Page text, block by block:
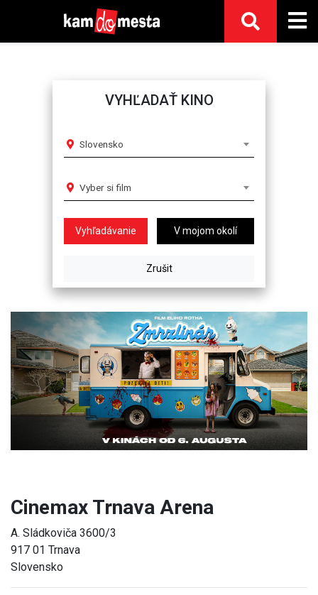
VYHĽADAŤ KINO
Slovensko
Vyber si film
V mojom okolí
Previous Next
Cinemax Trnava Arena
A. Sládkoviča 3600/3
917 01 Trnava
Slovensko